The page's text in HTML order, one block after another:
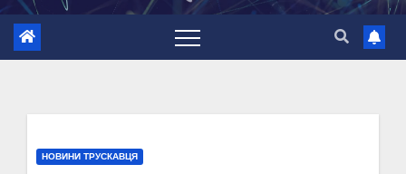
НОВИНИ ТРУСКАВЦЯ